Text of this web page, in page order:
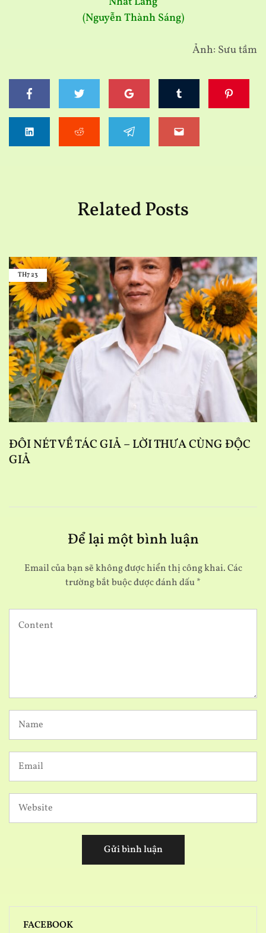
(Nguyễn Thành Sáng)
Ảnh: Sưu tầm
Related Posts
TH723
ĐÔI NÉT VỀ TÁC GIẢ – LỜI THƯA CÙNG ĐỘC
GIẢ
Để lại một bình luận
Email của bạn sẽ không được hiển thị công khai.Các
trường bắt buộc được đánh dấu*
FACEBOOK